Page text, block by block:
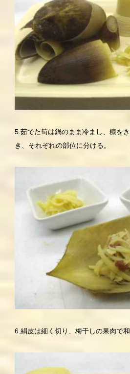
5.茹でた筍は鍋のまま冷まし、糠を
き、それぞれの部位に分ける。
6.絹皮は細く切り、梅干しの果肉で和